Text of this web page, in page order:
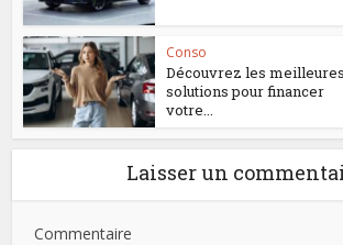
Conso
Découvrez les meilleures
solutions pour financer
votre...
Laisser un
Commentaire